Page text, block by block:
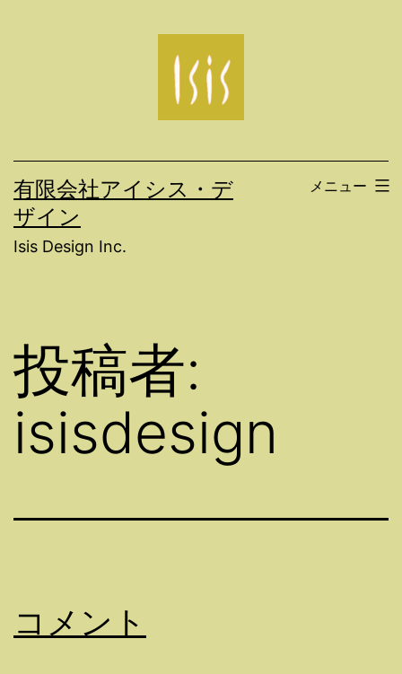
へ
ス
キ
ッ
有限会社アイシス・デ
ザイン
Isis Design Inc.
メニュー
投稿者:
isisdesign
コメント